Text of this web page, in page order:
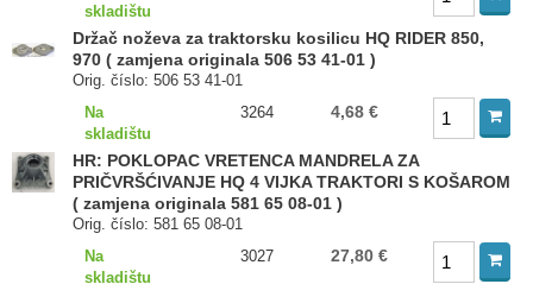
skladištu
Držač noževa za traktorsku kosilicu HQ RIDER 850,
970 ( zamjena originala 506 53 41-01 )
Orig. číslo: 506 53 41-01
Na
skladištu
3264 4,68 €
HR: POKLOPAC VRETENCA MANDRELA ZA
PRIČVRŠĆIVANJE HQ 4 VIJKA TRAKTORI S KOŠAROM
( zamjena originala 581 65 08-01 )
Orig. číslo: 581 65 08-01
Na
skladištu
3027 27,80 €